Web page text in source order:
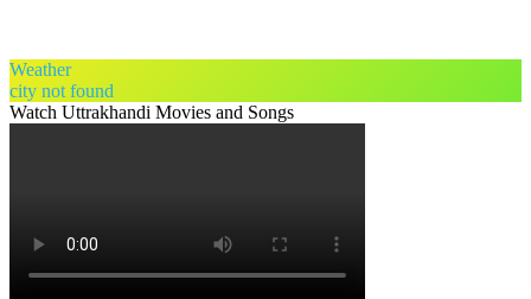
Weather
city not found
Watch Uttrakhandi Movies and Songs